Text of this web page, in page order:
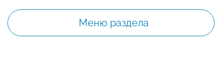
Меню раздела